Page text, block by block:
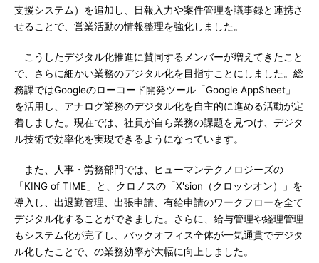
支援システム）を追加し、日報入力や案件管理を議事録と連携さ
せることで、営業活動の情報整理を強化しました。
こうしたデジタル化推進に賛同するメンバーが増えてきたこと
で、さらに細かい業務のデジタル化を目指すことにしました。総
務課ではGoogleのローコード開発ツール「Google AppSheet」
を活用し、アナログ業務のデジタル化を自主的に進める活動が定
着しました。現在では、社員が自ら業務の課題を見つけ、デジタ
ル技術で効率化を実現できるようになっています。
また、人事・労務部門では、ヒューマンテクノロジーズの
「KING of TIME」と、クロノスの「X'sion（クロッシオン）」を
導入し、出退勤管理、出張申請、有給申請のワークフローを全て
デジタル化することができました。さらに、給与管理や経理管理
もシステム化が完了し、バックオフィス全体が一気通貫でデジタ
ル化したことで、の業務効率が大幅に向上しました。